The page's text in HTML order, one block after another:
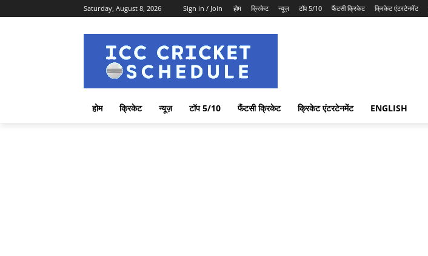
Saturday, August 8, 2026 Sign in / Join होम क्रिकेट न्यूज़ टॉप 5/10 फैंटसी क्रिकेट क्रिकेट एंटरटेनमेंट
होम क्रिकेट न्यूज़ टॉप 5/10 फैंटसी क्रिकेट क्रिकेट एंटरटेनमेंट ENGLISH